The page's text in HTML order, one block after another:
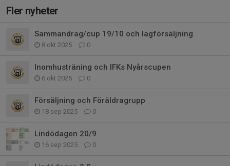
Fler nyheter
Sammandrag/cup 19/10 och lagförsäljning
8 okt 2025 0
Inomhusträning och IFKs Nyårscupen
6 okt 2025 0
Försäljning och Föräldragrupp
18 sep 2025 0
Lindödagen 20/9
16 sep 2025 0